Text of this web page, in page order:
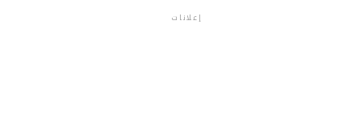
إعلانات